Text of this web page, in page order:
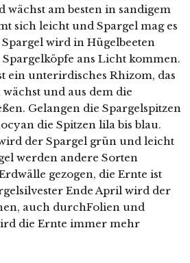
wächst am besten in sandigem
sich leicht und Spargel mag es
wird in Hügelbeeten
Spargelköpfe ans Licht kommen.
ein unterirdisches Rhizom, das
und aus dem die
Gelangen die Spargelspitzen
die Spitzen lila bis blau.
der Spargel grün und leicht
werden andere Sorten
gezogen, die Ernte ist
Ende April wird der
auch durchFolien und
die Ernte immer mehr